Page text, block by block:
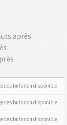
après
des buts non disponible
des buts non disponible
des buts non disponible